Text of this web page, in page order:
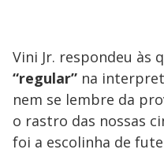
Vini Jr. respondeu às
“regular” na
nem se lembre da
o rastro das nossas
foi a escolinha de